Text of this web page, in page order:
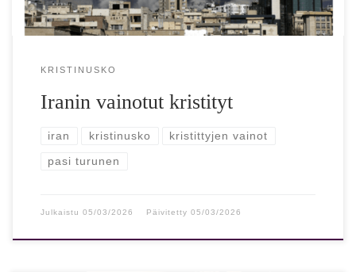
KRISTINUSKO
Iranin vainotut kristityt
iran kristinusko kristittyjen vainot
pasi turunen
Julkaistu 05/03/2026 Päivitetty 05/03/2026